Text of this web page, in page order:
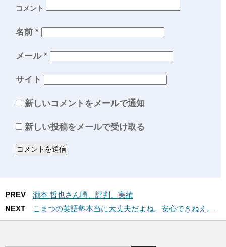
コメント
名前 *
メール *
サイト
新しいコメントをメールで通知
新しい投稿をメールで受け取る
PREV
瀧本 哲也さん噂、評判、実績
NEXT
こまつの英語塾本当に大丈夫だよね。安心できねえ。